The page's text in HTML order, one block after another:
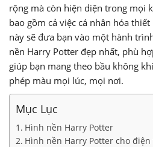
rộng mà còn hiện diện trong mọi
bao gồm cả việc cá nhân hóa
này sẽ đưa bạn vào một hành
nền Harry Potter đẹp nhất, phù
giúp bạn mang theo bầu không
phép màu mọi lúc, mọi nơi.
Mục Lục
Hình nền Harry Potter
Hình nền Harry Potter cho điện